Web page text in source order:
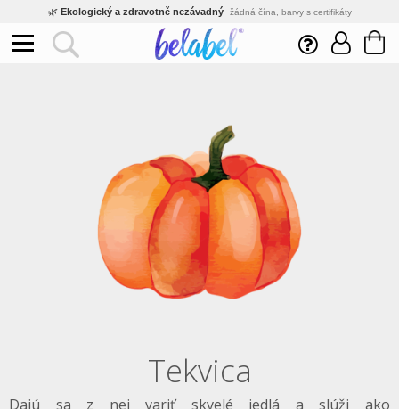
🌿 Ekologický a zdravotně nezávadný žádná čína, barvy s certifikáty
Inovativní výroba vlastní vývoj, nejnovější technologie
Rychlé dodání expedujeme do 24h
tisíce spokojených zákazníků
Tekvica
Dajú sa z nej variť skvelé jedlá a slúži ako